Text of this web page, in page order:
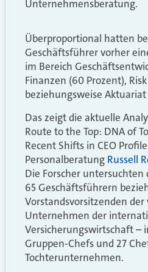
Unternehmensberatung.
Überproportional hatten
Geschäftsführer vorher
im Bereich
Finanzen (60 Prozent),
beziehungsweise
Das zeigt die aktuelle
Route to the Top: DNA of
Recent Shifts in CEO
Personalberatung Russell
Die Forscher untersuchten
65 Geschäftsführern
Vorstandsvorsitzenden
Unternehmen der
Versicherungswirtschaft –
Gruppen-Chefs und 27
Tochterunternehmen.